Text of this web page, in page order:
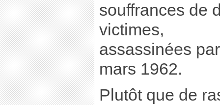
souffrances de
victimes,
assassinées
mars 1962.
Plutôt que de